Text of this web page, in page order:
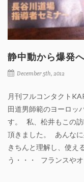
静中動から爆発
December 5th, 2012
月刊フルコンタクト
田道男師範のヨーロッ
す。 私、松井もこの
頂きました。 あんな
きちんと理解し、使え
う・・・ フランスや